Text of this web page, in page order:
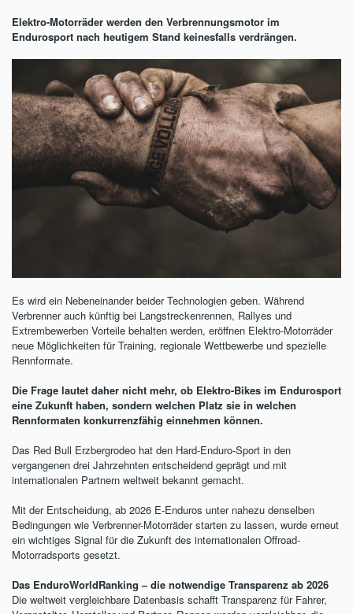
Elektro-Motorräder werden den Verbrennungsmotor im
Endurosport nach heutigem Stand keinesfalls verdrängen.
Es wird ein Nebeneinander beider Technologien geben. Während
Verbrenner auch künftig bei Langstreckenrennen, Rallyes und
Extrembewerben Vorteile behalten werden, eröffnen Elektro-Motorräder
neue Möglichkeiten für Training, regionale Wettbewerbe und spezielle
Rennformate.
Die Frage lautet daher nicht mehr, ob Elektro-Bikes im Endurosport
eine Zukunft haben, sondern welchen Platz sie in welchen
Rennformaten konkurrenzfähig einnehmen können.
Das Red Bull Erzbergrodeo hat den Hard-Enduro-Sport in den
vergangenen drei Jahrzehnten entscheidend geprägt und mit
internationalen Partnern weltweit bekannt gemacht.
Mit der Entscheidung, ab 2026 E-Enduros unter nahezu denselben
Bedingungen wie Verbrenner-Motorräder starten zu lassen, wurde erneut
ein wichtiges Signal für die Zukunft des internationalen Offroad-
Motorradsports gesetzt.
Das EnduroWorldRanking – die notwendige Transparenz ab 2026
Die weltweit vergleichbare Datenbasis schafft Transparenz für Fahrer,